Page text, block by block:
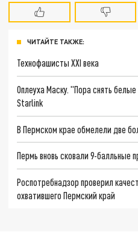
ЧИТАЙТЕ ТАКЖЕ:
Технофашисты XXI века
Оплеуха Маску. "Пора снять
Starlink
В Пермском крае обмелели две
Пермь вновь сковали 9-балльные
Роспотребнадзор проверил
охватившего Пермский край